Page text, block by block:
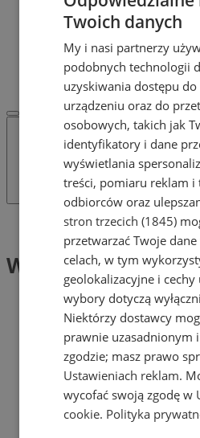
POLECAMY
Protocol IT
Pracuj.pl -
REKLAMA
WSPÓŁPRACA
Tag: Wi-Fi
Wi-Fi (1)
Twoich danych
My i nasi partnerzy
podobnych technologii
uzyskiwania dostępu
urządzeniu oraz do
osobowych, takich jak
identyfikatory i dane
wyświetlania
treści, pomiaru reklam i
odbiorców oraz
stron trzecich (1845)
przetwarzać Twoje
celach, w tym
geolokalizacyjne i
wybory dotyczą
Niektórzy dostawcy
prawnie uzasadnionym
zgodzie; masz prawo
Ustawieniach reklam.
wycofać swoją zgodę w
cookie. Polityka